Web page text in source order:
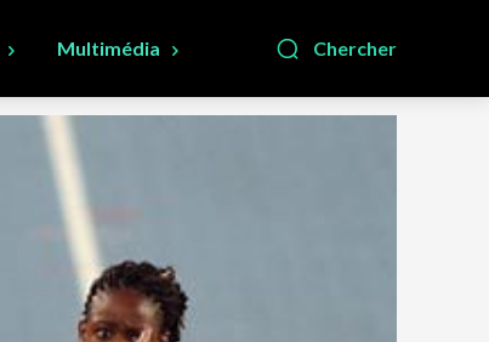
Chercher
Multimédia